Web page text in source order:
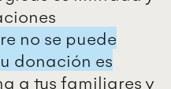
no se puede
donación es
a tus familiares y